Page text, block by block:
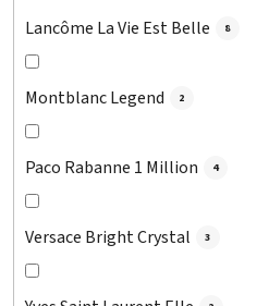
Lancôme La Vie Est Belle 8
Montblanc Legend 2
Paco Rabanne 1 Million 4
Versace Bright Crystal 3